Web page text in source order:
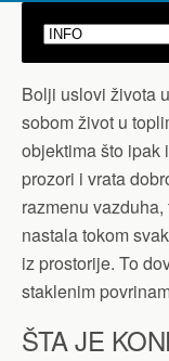
Bolji uslovi života
sobom život u
objektima što ipak
prozori i vrata
razmenu
nastala tokom
iz prostorije. To
staklenim
ŠTA JE